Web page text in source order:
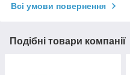
Всі умови повернення
Подібні товари компанії